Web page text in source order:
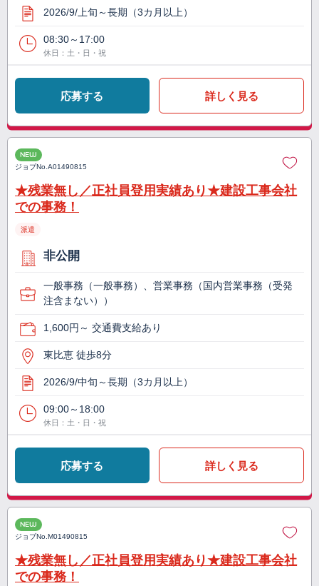
2026/9/上旬～長期（3カ月以上）
08:30～17:00
休日：土・日・祝
応募する 詳しく見る
NEW
ジョブNo.A01490815
★残業無し／正社員登用実績あり★建設工事会社
での事務！
派遣
非公開
一般事務（一般事務）、営業事務（国内営業事務（受発
注含まない））
1,600円～ 交通費支給あり
東比恵 徒歩8分
2026/9/中旬～長期（3カ月以上）
09:00～18:00
休日：土・日・祝
応募する 詳しく見る
NEW
ジョブNo.M01490815
★残業無し／正社員登用実績あり★建設工事会社
での事務！